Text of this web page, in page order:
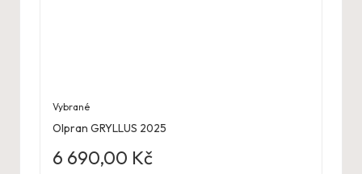
Vybrané
Olpran GRYLLUS 2025
6 690,00 Kč